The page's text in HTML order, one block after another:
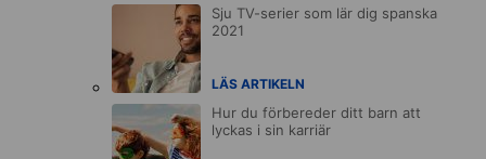
Sju TV-serier som lär dig spanska
2021
LÄS ARTIKELN
Hur du förbereder ditt barn att
lyckas i sin karriär